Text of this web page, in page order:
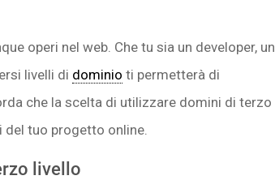
operi nel web. Che tu sia un developer, un
livelli di dominio ti permetterà di
che la scelta di utilizzare domini di terzo
tuo progetto online.
livello